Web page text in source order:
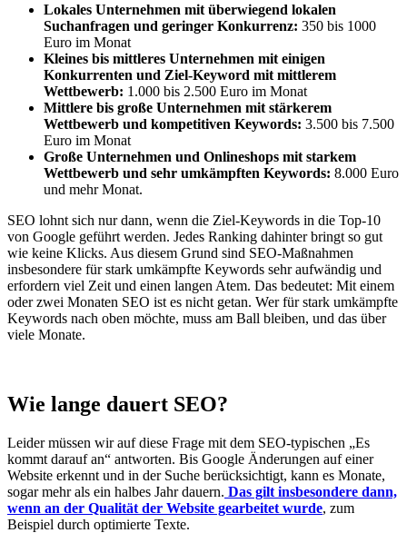
Lokales Unternehmen mit überwiegend lokalen
Suchanfragen und geringer Konkurrenz: 350 bis 1000
Euro im Monat
Kleines bis mittleres Unternehmen mit einigen
Konkurrenten und Ziel-Keyword mit mittlerem
Wettbewerb: 1.000 bis 2.500 Euro im Monat
Mittlere bis große Unternehmen mit stärkerem
Wettbewerb und kompetitiven Keywords: 3.500 bis 7.500
Euro im Monat
Große Unternehmen und Onlineshops mit starkem
Wettbewerb und sehr umkämpften Keywords: 8.000 Euro
und mehr Monat.
SEO lohnt sich nur dann, wenn die Ziel-Keywords in die Top-10
von Google geführt werden. Jedes Ranking dahinter bringt so gut
wie keine Klicks. Aus diesem Grund sind SEO-Maßnahmen
insbesondere für stark umkämpfte Keywords sehr aufwändig und
erfordern viel Zeit und einen langen Atem. Das bedeutet: Mit einem
oder zwei Monaten SEO ist es nicht getan. Wer für stark umkämpfte
Keywords nach oben möchte, muss am Ball bleiben, und das über
viele Monate.
Wie lange dauert SEO?
Leider müssen wir auf diese Frage mit dem SEO-typischen „Es
kommt darauf an“ antworten. Bis Google Änderungen auf einer
Website erkennt und in der Suche berücksichtigt, kann es Monate,
sogar mehr als ein halbes Jahr dauern. Das gilt insbesondere dann,
wenn an der Qualität der Website gearbeitet wurde, zum
Beispiel durch optimierte Texte.